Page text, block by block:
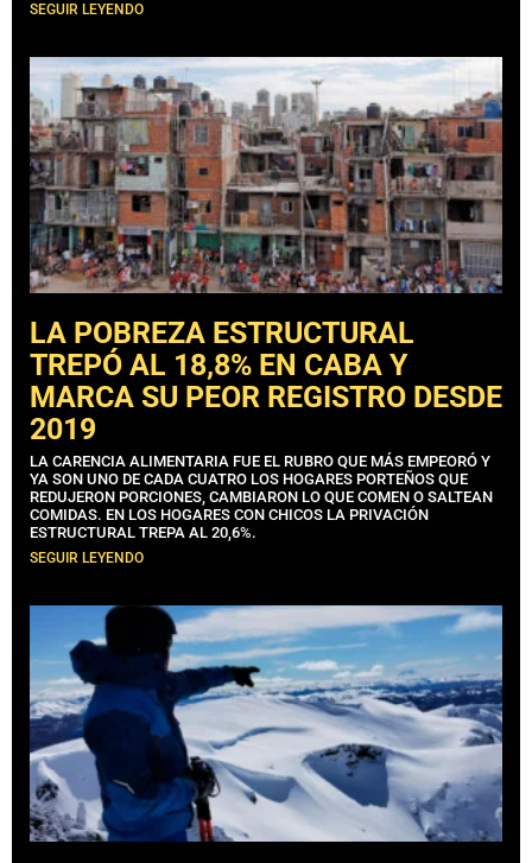
SEGUIR LEYENDO
LA POBREZA ESTRUCTURAL
TREPÓ AL 18,8% EN CABA Y
MARCA SU PEOR REGISTRO DESDE
2019
LA CARENCIA ALIMENTARIA FUE EL RUBRO QUE MÁS EMPEORÓ Y
YA SON UNO DE CADA CUATRO LOS HOGARES PORTEÑOS QUE
REDUJERON PORCIONES, CAMBIARON LO QUE COMEN O SALTEAN
COMIDAS. EN LOS HOGARES CON CHICOS LA PRIVACIÓN
ESTRUCTURAL TREPA AL 20,6%.
SEGUIR LEYENDO